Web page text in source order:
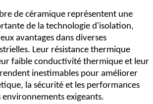
de céramique représentent une
de la technologie d'isolation,
avantages dans diverses
Leur résistance thermique
faible conductivité thermique et leur
inestimables pour améliorer
la sécurité et les performances
environnements exigeants.